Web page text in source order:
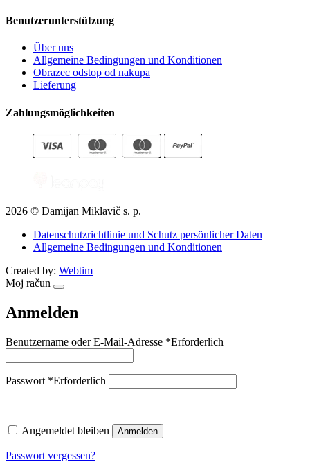
Benutzerunterstützung
Über uns
Allgemeine Bedingungen und Konditionen
Obrazec odstop od nakupa
Lieferung
Zahlungsmöglichkeiten
2026 © Damijan Miklavič s. p.
Datenschutzrichtlinie und Schutz persönlicher Daten
Allgemeine Bedingungen und Konditionen
Created by: Webtim
Moj račun
Anmelden
Benutzername oder E-Mail-Adresse *Erforderlich
Passwort *Erforderlich
Angemeldet bleiben Anmelden
Passwort vergessen?